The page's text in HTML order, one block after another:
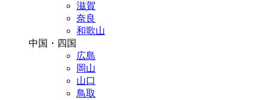
滋賀
奈良
和歌山
中国・四国
広島
岡山
山口
鳥取